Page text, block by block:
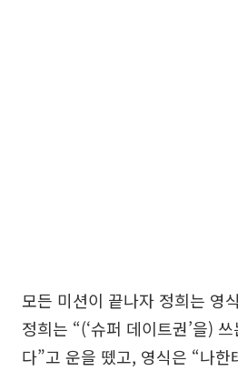
모든 미션이 끝나자 정희는 영
정희는 “(‘슈퍼 데이트권’을)
다”고 운을 뗐고, 영식은 “나한